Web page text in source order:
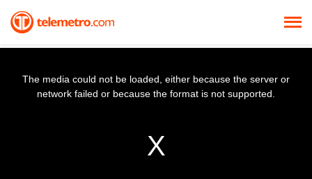
The media could not be loaded, either because the server or
network failed or because the format is not supported.